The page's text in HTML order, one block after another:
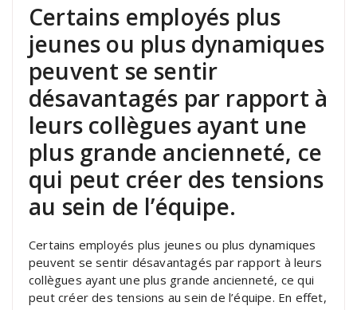
Certains employés plus
jeunes ou plus dynamiques
peuvent se sentir
désavantagés par rapport à
leurs collègues ayant une
plus grande ancienneté, ce
qui peut créer des tensions
au sein de l’équipe.
Certains employés plus jeunes ou plus dynamiques
peuvent se sentir désavantagés par rapport à leurs
collègues ayant une plus grande ancienneté, ce qui
peut créer des tensions au sein de l’équipe. En effet,